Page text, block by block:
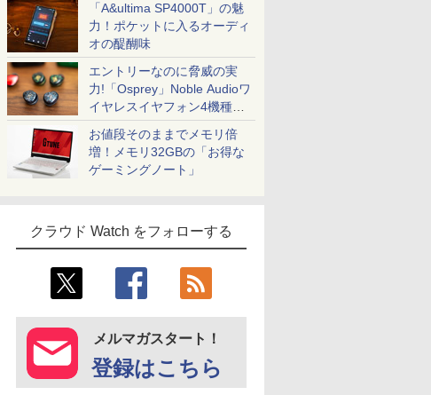
「A&ultima SP4000T」の魅
力！ポケットに入るオーディ
オの醍醐味
エントリーなのに脅威の実
力!「Osprey」Noble Audioワ
イヤレスイヤフォン4機種を
一気に聴く
お値段そのままでメモリ倍
増！メモリ32GBの「お得な
ゲーミングノート」
クラウド Watch をフォローする
メルマガスタート！
登録はこちら